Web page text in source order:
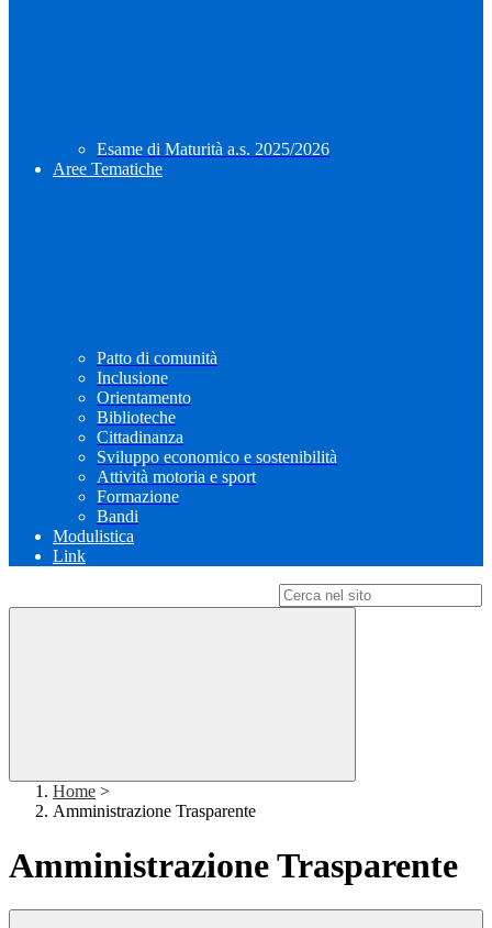
Esame di Maturità a.s. 2025/2026
Aree Tematiche
Patto di comunità
Inclusione
Orientamento
Biblioteche
Cittadinanza
Sviluppo economico e sostenibilità
Attività motoria e sport
Formazione
Bandi
Modulistica
Link
Home >
Amministrazione Trasparente
Amministrazione Trasparente